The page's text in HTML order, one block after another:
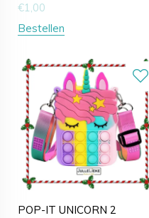
€1,00
Bestellen
POP-IT UNICORN 2